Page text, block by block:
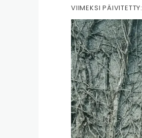
VIIMEKSI PÄIVITETTY: